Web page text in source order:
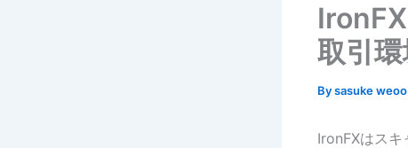
取引
Bysasuke weoo
IronFXはス